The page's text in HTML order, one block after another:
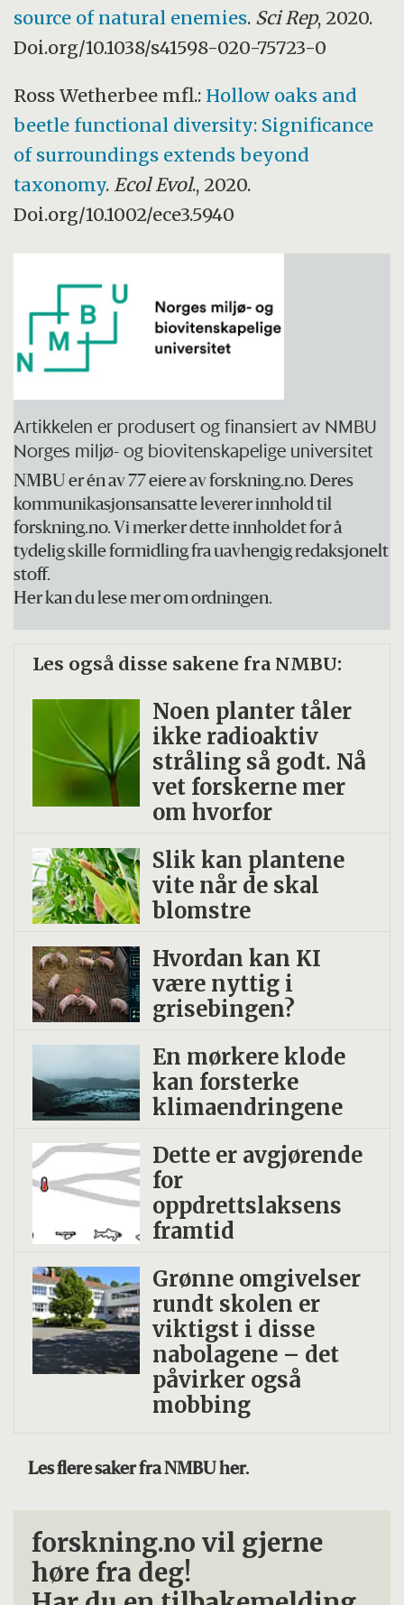
source of natural enemies. Sci Rep, 2020.
Doi.org/10.1038/s41598-020-75723-0
Ross Wetherbee mfl.: Hollow oaks and
beetle functional diversity: Significance
of surroundings extends beyond
taxonomy. Ecol Evol., 2020.
Doi.org/10.1002/ece3.5940
Artikkelen er produsert og finansiert av NMBU
Norges miljø- og biovitenskapelige universitet
NMBU er én av 77 eiere av forskning.no. Deres
kommunikasjonsansatte leverer innhold til
forskning.no. Vi merker dette innholdet for å
tydelig skille formidling fra uavhengig redaksjonelt
stoff.
Her kan du lese mer om ordningen.
Les også disse sakene fra NMBU:
Noen planter tåler
ikke radio­aktiv
stråling så godt. Nå
vet forskerne mer
om hvorfor
Slik kan plantene
vite når de skal
blomstre
Hvordan kan KI
være nyttig i
grisebingen?
En mørkere klode
kan forsterke
klimaendringene
Dette er avgjørende
for
oppdrettslaksens
framtid
Grønne omgivelser
rundt skolen er
viktigst i disse
nabolagene – det
påvirker også
mobbing
Les flere saker fra NMBU her.
forskning.no vil gjerne
høre fra deg!